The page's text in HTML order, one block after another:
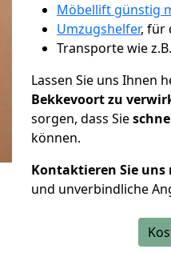
Möbellift günstig
Umzugshelfer, für
Transporte wie z.B.
Lassen Sie uns Ihnen
Bekkevoort zu
sorgen, dass Sie
können.
Kontaktieren Sie uns
und unverbindliche